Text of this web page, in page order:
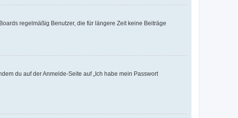
regelmäßig Benutzer, die für längere Zeit keine Beiträge
du auf der Anmelde-Seite auf „Ich habe mein Passwort